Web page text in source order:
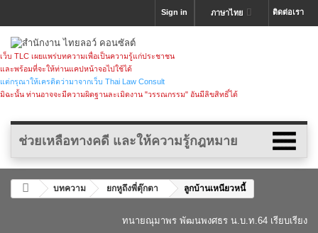
ติดต่อเรา
ภาษาไทย
Sign in
เว็บ TLC เผยแพร่บทความเพื่อเป็นความรู้แก่ประชาชน
และพร้อมที่จะให้ท่านแคปหน้าจอไปใช้ได้
แต่กรุณาให้เครดิตว่ามาจากเว็บ Thai Law Consult
มิฉะนั้น ท่านอาจจะมีความผิดฐานละเมิดงาน "วรรณกรรม" อันมีลิขสิทธิ์ได้
ช่วยเหลือทางคดี และให้ความรู้กฎหมาย
บทความ ยกหูถึงพี่ตุ๊กตา ลูกบ้านเหนียวหนี้
ทนายณุมาพร พัฒนพงศธร น.บ.ท.64 เรียบเรียง